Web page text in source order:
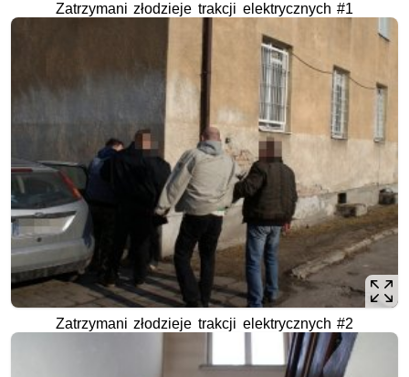
Zatrzymani złodzieje trakcji elektrycznych #1
Zatrzymani złodzieje trakcji elektrycznych #2